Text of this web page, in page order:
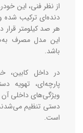
هر صد کیلومتر
این مدل مصرف
باشد.
در داخل کابین،
پارچه‌ای، تهویه‌
ویژگی‌های داخلی آن
دستی تنظیم
است.